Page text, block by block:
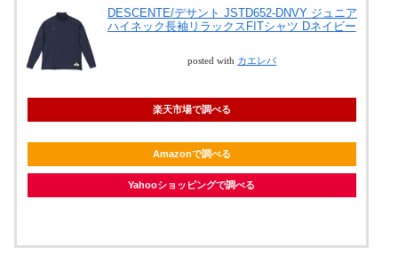
DESCENTE/デサント JSTD652-DNVY ジュニア
ハイネック長袖リラックスFITシャツ Dネイビー
posted with カエレバ
楽天市場で調べる
Amazonで調べる
Yahooショッピングで調べる